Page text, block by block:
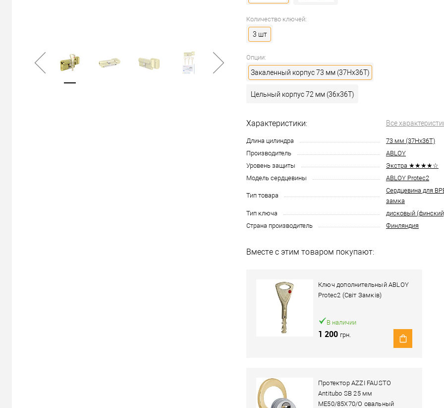
Количество ключей:
3 шт
Опции:
Закаленный корпус 73 мм (37Hx36T)
Цельный корпус 72 мм (36x36T)
Характеристики: Все
Длина цилиндра
73 мм (37Hx36T)
Производитель
ABLOY
Уровень защиты
Экстра ★★★★☆
Модель сердцевины
ABLOY Protec2
Тип товара
Сердцевина для
замка
Тип ключа
дисковый
Страна производитель
Финляндия
Вместе с этим товаром покупают:
Ключ дополнительный ABLOY
Protec2 (Світ Замків)
В наличии
1 200 грн.
Протектор AZZI FAUSTO
Antitubo SB 25 мм
ME50/85X70/O овальный